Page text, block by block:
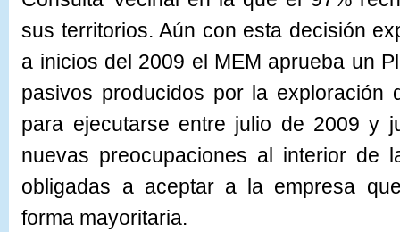
sus territorios. Aún con esta decisión
a inicios del 2009 el MEM aprueba un
pasivos producidos por la exploración
para ejecutarse entre julio de 2009 y
nuevas preocupaciones al interior de
obligadas a aceptar a la empresa
forma mayoritaria.